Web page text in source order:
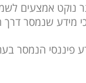
נוקט אמצעים
מידע שנמסר דרך
פיננסי הנמסר